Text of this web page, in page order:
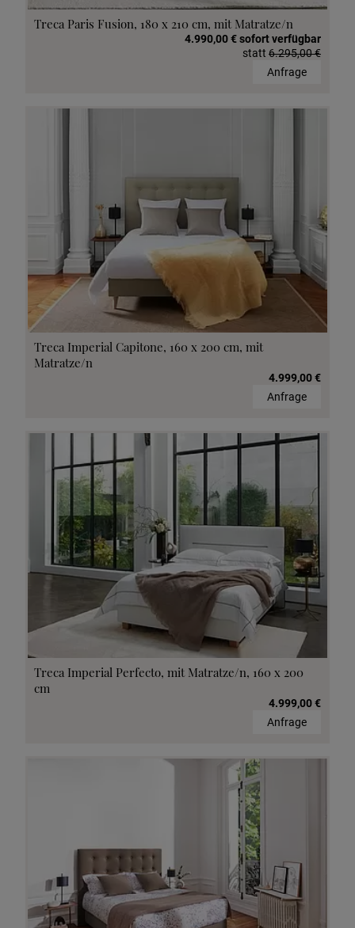
Treca Paris Fusion, 180 x 210 cm, mit Matratze/n
4.990,00 € sofort verfügbar
statt 6.295,00 €
Anfrage
Treca Imperial Capitone, 160 x 200 cm, mit
Matratze/n
4.999,00 €
Anfrage
Treca Imperial Perfecto, mit Matratze/n, 160 x 200
cm
4.999,00 €
Anfrage